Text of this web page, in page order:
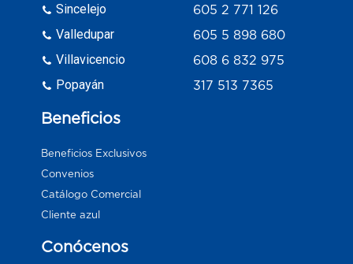
Sincelejo
Valledupar
Villavicencio
Popayán
605 2 771 126
605 5 898 680
608 6 832 975
317 513 7365
Beneficios
Beneficios Exclusivos
Convenios
Catálogo Comercial
Cliente azul
Conócenos